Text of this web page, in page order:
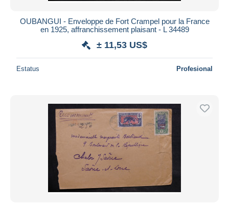
OUBANGUI - Enveloppe de Fort Crampel pour la France
en 1925, affranchissement plaisant - L 34489
± 11,53 US$
Estatus Profesional